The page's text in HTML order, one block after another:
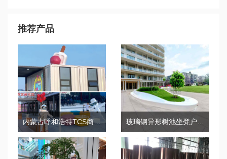
推荐产品
内蒙古呼和浩特TCS商业街美陈景观制作案例 玻璃钢异形树池坐凳户外广场花坛座椅